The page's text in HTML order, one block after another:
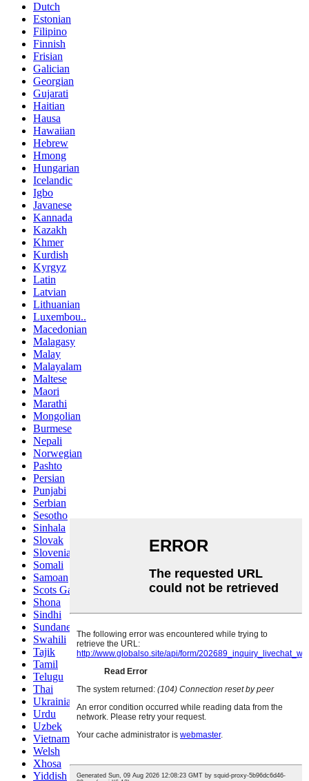
Dutch
Estonian
Filipino
Finnish
Frisian
Galician
Georgian
Gujarati
Haitian
Hausa
Hawaiian
Hebrew
Hmong
Hungarian
Icelandic
Igbo
Javanese
Kannada
Kazakh
Khmer
Kurdish
Kyrgyz
Latin
Latvian
Lithuanian
Luxembou..
Macedonian
Malagasy
Malay
Malayalam
Maltese
Maori
Marathi
Mongolian
Burmese
Nepali
Norwegian
Pashto
Persian
Punjabi
Serbian
Sesotho
Sinhala
Slovak
Slovenian
Somali
Samoan
Scots Gaelic
Shona
Sindhi
Sundanese
Swahili
Tajik
Tamil
Telugu
Thai
Ukrainian
Urdu
Uzbek
Vietnamese
Welsh
Xhosa
Yiddish